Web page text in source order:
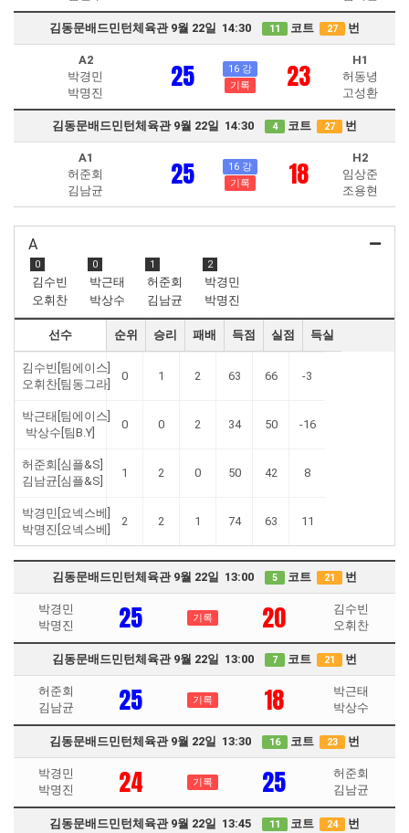
김동문배드민턴체육관 9월 22일 14:30 11 코트 27 번
A2
박경민
박명진
25
16 강
기록
23
H1
허동녕
고성환
김동문배드민턴체육관 9월 22일 14:30 4 코트 27 번
A1
허준회
김남균
25
16 강
기록
18
H2
임상준
조용현
A
0
김수빈
오휘찬
0
박근태
박상수
1
허준회
김남균
2
박경민
박명진
선수 순위 승리 패배 득점 실점 득실
김수빈[팀에이스]
오휘찬[팀동그라]
0 1 2 63 66 -3
박근태[팀에이스]
박상수[팀B.Y]
0 0 2 34 50 -16
허준회[심플&S]
김남균[심플&S]
1 2 0 50 42 8
박경민[요넥스베]
박명진[요넥스베]
2 2 1 74 63 11
김동문배드민턴체육관 9월 22일 13:00 5 코트 21 번
박경민
박명진
25 기록 20
김수빈
오휘찬
김동문배드민턴체육관 9월 22일 13:00 7 코트 21 번
허준회
김남균
25 기록 18
박근태
박상수
김동문배드민턴체육관 9월 22일 13:30 16 코트 23 번
박경민
박명진
24 기록 25
허준회
김남균
김동문배드민턴체육관 9월 22일 13:45 11 코트 24 번